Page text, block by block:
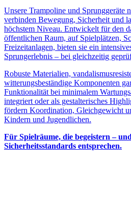
Unsere Trampoline und Sprunggeräte
verbinden Bewegung, Sicherheit und
höchstem Niveau. Entwickelt für den
öffentlichen Raum, auf Spielplätzen,
Freizeitanlagen, bieten sie ein
Sprungerlebnis – bei gleichzeitig
Robuste Materialien,
witterungsbeständige Komponenten
Funktionalität bei minimalem
integriert oder als gestalterisches
fördern Koordination, Gleichgewicht
Kindern und Jugendlichen.
Für Spielräume, die begeistern –
Sicherheitsstandards entsprechen.